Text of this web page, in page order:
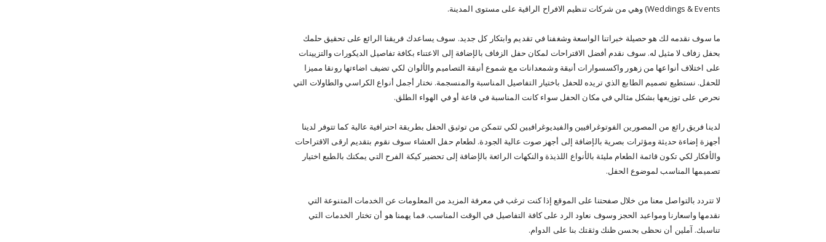
Weddings & Events) وهي من شركات تنظيم الافراح الراقية على مستوى المدينة.
ما سوف نقدمه لك هو حصيلة خبراتنا الواسعة وشغفنا في تقديم وابتكار كل جديد. سوف يساعدك فريقنا الرائع على تحقيق حلمك
بحفل زفاف لا مثيل له. سوف نقدم أفضل الاقتراحات لمكان حفل الزفاف بالإضافة إلى الاعتناء بكافة تفاصيل الديكورات والتزيينات
على اختلاف أنواعها من زهور واكسسوارات أنيقة وشمعدانات مع شموع أنيقة التصاميم والألوان لكي تضيف اضاءتها رونقا مميزا
للحفل. نستطيع تصميم الطابع الذي تريده للحفل باختيار التفاصيل المناسبة والمنسجمة. نختار أجمل أنواع الكراسي والطاولات التي
نحرص على توزيعها بشكل مثالي في مكان الحفل سواء كانت المناسبة في قاعة أو في الهواء الطلق.
لدينا فريق رائع من المصورين الفوتوغرافيين والفيديوغرافيين لكي تتمكن من توثيق الحفل بطريقة احترافية عالية كما تتوفر لدينا
أجهزة إضاءة حديثة ومؤثرات بصرية بالإضافة إلى أجهز صوت عالية الجودة. لطعام حفل العشاء سوف نقوم بتقديم ارقى الاقتراحات
والأفكار لكي تكون قائمة الطعام مليئة بالأنواع اللذيذة والنكهات الرائعة بالإضافة إلى تحضير كيكة الفرح التي يمكنك بالطبع اختيار
تصميمها المناسب لموضوع الحفل.
لا تتردد بالتواصل معنا من خلال صفحتنا على الموقع إذا كنت ترغب في معرفة المزيد من المعلومات عن الخدمات المتنوعة التي
نقدمها واسعارنا ومواعيد الحجز وسوف نعاود الرد على كافة التفاصيل في الوقت المناسب. فما يهمنا هو أن تختار الخدمات التي
تناسبك. آملين أن نحظى بحسن ظنك وثقتك بنا على الدوام.